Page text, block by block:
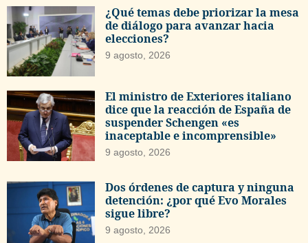
¿Qué temas debe priorizar la mesa
de diálogo para avanzar hacia
elecciones?
9 agosto, 2026
El ministro de Exteriores italiano
dice que la reacción de España de
suspender Schengen «es
inaceptable e incomprensible»
9 agosto, 2026
Dos órdenes de captura y ninguna
detención: ¿por qué Evo Morales
sigue libre?
9 agosto, 2026